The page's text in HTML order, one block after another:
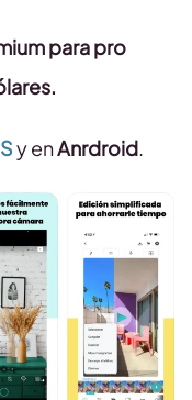
para pro
y enAnrdroid.